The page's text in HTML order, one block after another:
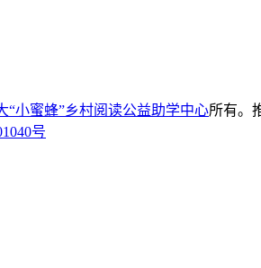
“小蜜蜂”乡村阅读公益助学中心所有。
号